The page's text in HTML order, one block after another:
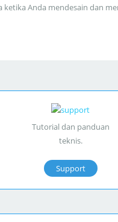
Anda mendesain dan
Tutorial dan panduan
teknis.
Support